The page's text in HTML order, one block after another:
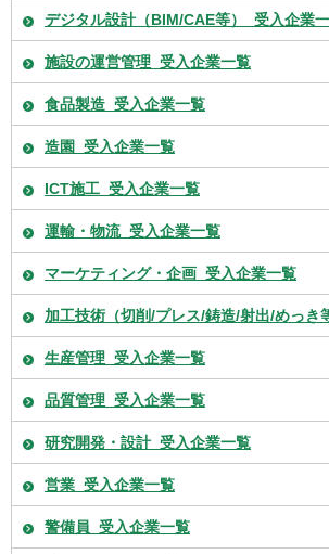
デジタル設計（BIM/CAE等）_受入企業
施設の運営管理_受入企業一覧
食品製造_受入企業一覧
造園_受入企業一覧
ICT施工_受入企業一覧
運輸・物流_受入企業一覧
マーケティング・企画_受入企業一覧
加工技術（切削/プレス/鋳造/射出/めっき
生産管理_受入企業一覧
品質管理_受入企業一覧
研究開発・設計_受入企業一覧
営業_受入企業一覧
警備員_受入企業一覧